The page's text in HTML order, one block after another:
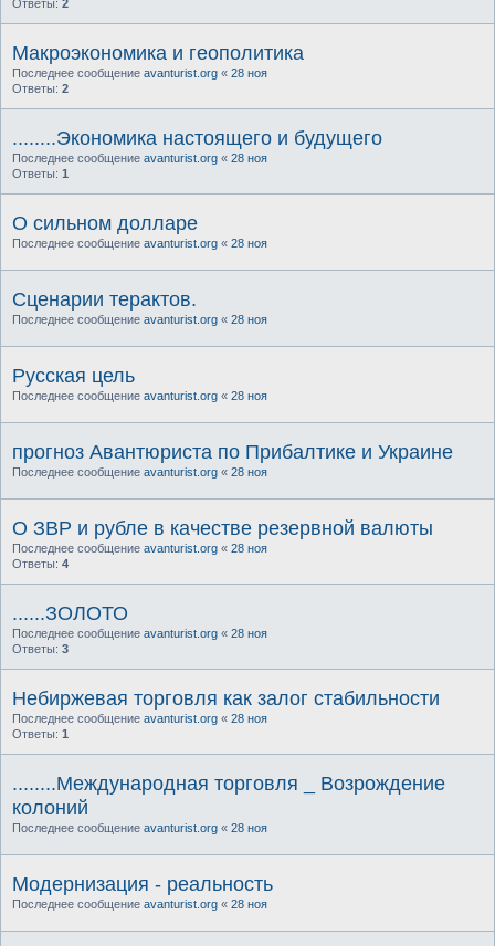
Ответы: 2
Макроэкономика и геополитика
Последнее сообщение avanturist.org « 28 ноя
Ответы: 2
........Экономика настоящего и будущего
Последнее сообщение avanturist.org « 28 ноя
Ответы: 1
О сильном долларе
Последнее сообщение avanturist.org « 28 ноя
Сценарии терактов.
Последнее сообщение avanturist.org « 28 ноя
Русская цель
Последнее сообщение avanturist.org « 28 ноя
прогноз Авантюриста по Прибалтике и Украине
Последнее сообщение avanturist.org « 28 ноя
О ЗВР и рубле в качестве резервной валюты
Последнее сообщение avanturist.org « 28 ноя
Ответы: 4
......ЗОЛОТО
Последнее сообщение avanturist.org « 28 ноя
Ответы: 3
Небиржевая торговля как залог стабильности
Последнее сообщение avanturist.org « 28 ноя
Ответы: 1
........Международная торговля _ Возрождение
колоний
Последнее сообщение avanturist.org « 28 ноя
Модернизация - реальность
Последнее сообщение avanturist.org « 28 ноя